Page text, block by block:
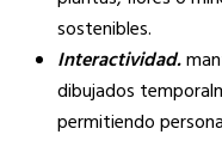
sostenibles.
Interactividad.
dibujados
permitiendo